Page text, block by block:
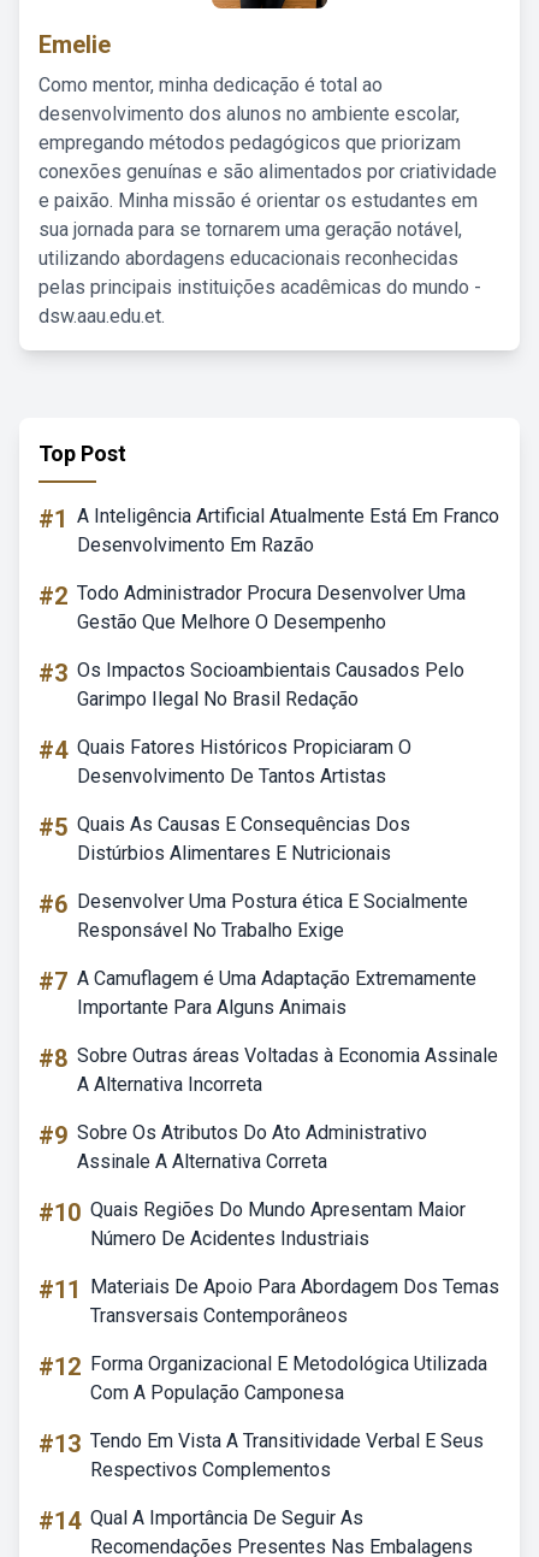
Emelie
Como mentor, minha dedicação é total ao
desenvolvimento dos alunos no ambiente escolar,
empregando métodos pedagógicos que priorizam
conexões genuínas e são alimentados por criatividade
e paixão. Minha missão é orientar os estudantes em
sua jornada para se tornarem uma geração notável,
utilizando abordagens educacionais reconhecidas
pelas principais instituições acadêmicas do mundo -
dsw.aau.edu.et.
Top Post
#1 A Inteligência Artificial Atualmente Está Em Franco
Desenvolvimento Em Razão
#2 Todo Administrador Procura Desenvolver Uma
Gestão Que Melhore O Desempenho
#3 Os Impactos Socioambientais Causados Pelo
Garimpo Ilegal No Brasil Redação
#4 Quais Fatores Históricos Propiciaram O
Desenvolvimento De Tantos Artistas
#5 Quais As Causas E Consequências Dos
Distúrbios Alimentares E Nutricionais
#6 Desenvolver Uma Postura ética E Socialmente
Responsável No Trabalho Exige
#7 A Camuflagem é Uma Adaptação Extremamente
Importante Para Alguns Animais
#8 Sobre Outras áreas Voltadas à Economia Assinale
A Alternativa Incorreta
#9 Sobre Os Atributos Do Ato Administrativo
Assinale A Alternativa Correta
#10 Quais Regiões Do Mundo Apresentam Maior
Número De Acidentes Industriais
#11
Materiais De Apoio Para Abordagem Dos Temas
Transversais Contemporâneos
#12 Forma Organizacional E Metodológica Utilizada
Com A População Camponesa
#13 Tendo Em Vista A Transitividade Verbal E Seus
Respectivos Complementos
#14 Qual A Importância De Seguir As
Recomendações Presentes Nas Embalagens